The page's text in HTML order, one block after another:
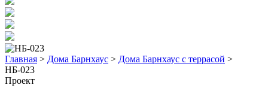
Главная > Дома Барнхаус > Дома Барнхаус с террасой >
НБ-023
Проект